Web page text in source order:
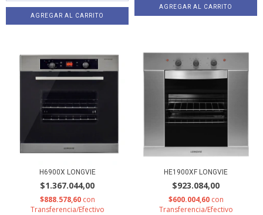
H6900X LONGVIE
$1.367.044,00
$888.578,60 con
Transferencia/Efectivo
HE1900XF LONGVIE
$923.084,00
$600.004,60 con
Transferencia/Efectivo